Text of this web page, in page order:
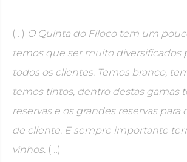
(…) O Quinta do Filoco tem um
temos que ser muito diversificados
todos os clientes. Temos branco,
temos tintos, dentro destas gamas
reservas e os grandes reservas
de cliente. E sempre importante
vinhos. (…)